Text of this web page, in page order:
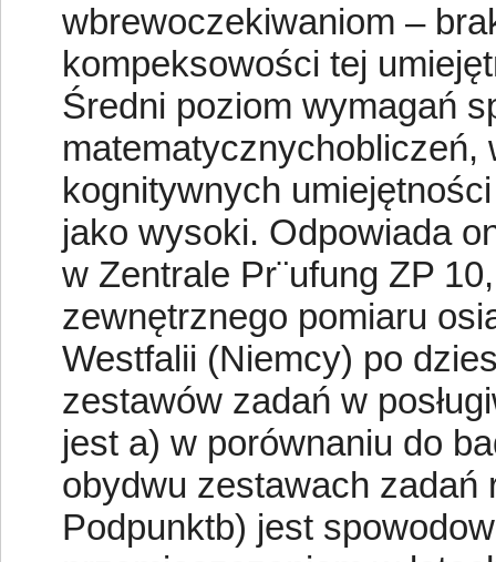
wbrewoczekiwaniom –
kompeksowości tej
Średni poziom wymagań
matematycznychobliczeń,
kognitywnych
jako wysoki. Odpowiada
w Zentrale Pr¨ufung ZP
zewnętrznego pomiaru
Westfalii (Niemcy) po
zestawów zadań w
jest a) w porównaniu do
obydwu zestawach zadań
Podpunktb) jest